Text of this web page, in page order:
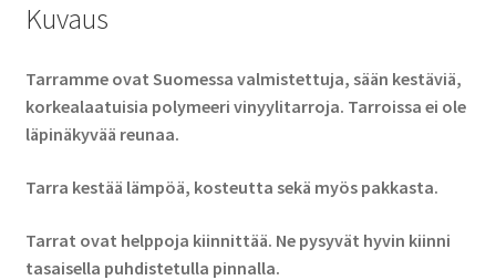
Kuvaus
Tarramme ovat Suomessa valmistettuja, sään kestäviä,
korkealaatuisia polymeeri vinyylitarroja. Tarroissa ei ole
läpinäkyvää reunaa.
Tarra kestää lämpöä, kosteutta sekä myös pakkasta.
Tarrat ovat helppoja kiinnittää. Ne pysyvät hyvin kiinni
tasaisella puhdistetulla pinnalla.